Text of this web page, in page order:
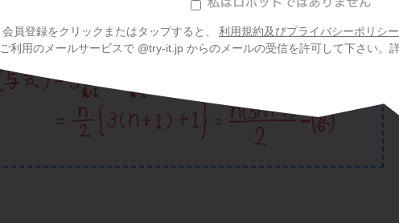
会員登録をクリックまたはタップすると、 利用規約及びプライバシーポリシー
ご利用のメールサービスで @try-it.jp からのメールの受信を許可して下さい。